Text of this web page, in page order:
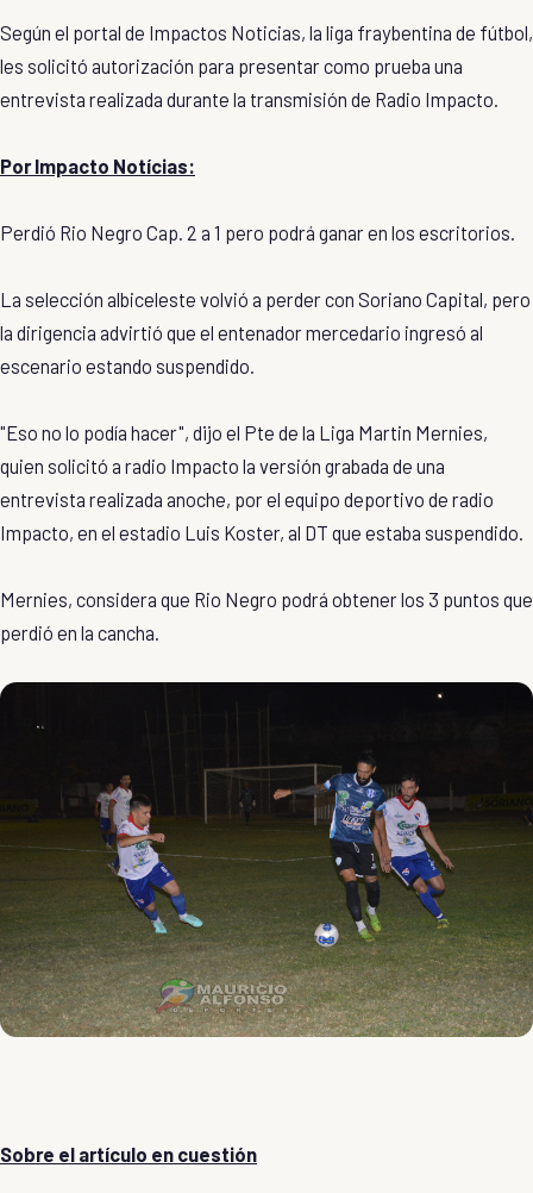
Según el portal de Impactos Noticias, la liga fraybentina de fútbol,
les solicitó autorización para presentar como prueba una
entrevista realizada durante la transmisión de Radio Impacto.
Por Impacto Notícias:
Perdió Rio Negro Cap. 2 a 1 pero podrá ganar en los escritorios.
La selección albiceleste volvió a perder con Soriano Capital, pero
la dirigencia advirtió que el entenador mercedario ingresó al
escenario estando suspendido.
"Eso no lo podía hacer", dijo el Pte de la Liga Martin Mernies,
quien solicitó a radio Impacto la versión grabada de una
entrevista realizada anoche, por el equipo deportivo de radio
Impacto, en el estadio Luis Koster, al DT que estaba suspendido.
Mernies, considera que Rio Negro podrá obtener los 3 puntos que
perdió en la cancha.
Sobre el artículo en cuestión